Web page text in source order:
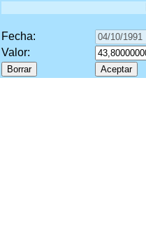
Fecha:
Valor: